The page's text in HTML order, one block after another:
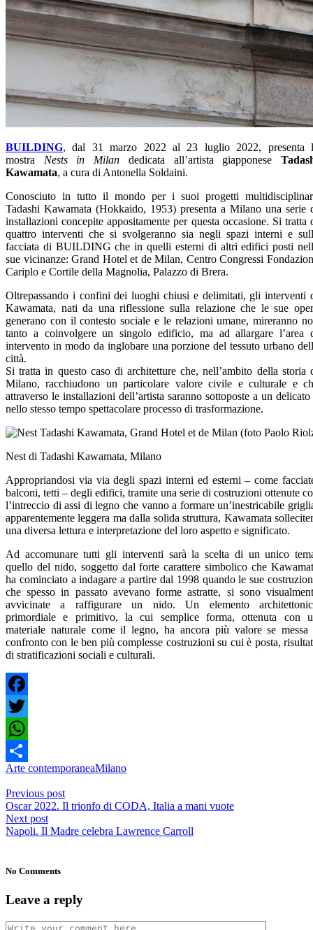
BUILDING, dal 31 marzo 2022 al 23 luglio 2022, presenta
mostra Nests in Milan dedicata all’artista giapponese
Kawamata, a cura di Antonella Soldaini.
Conosciuto in tutto il mondo per i suoi progetti
Tadashi Kawamata (Hokkaido, 1953) presenta a Milano una serie
installazioni concepite appositamente per questa occasione. Si tratta
quattro interventi che si svolgeranno sia negli spazi interni e
facciata di BUILDING che in quelli esterni di altri edifici posti
sue vicinanze: Grand Hotel et de Milan, Centro Congressi
Cariplo e Cortile della Magnolia, Palazzo di Brera.
Oltrepassando i confini dei luoghi chiusi e delimitati, gli interventi
Kawamata, nati da una riflessione sulla relazione che le sue
generano con il contesto sociale e le relazioni umane, mireranno
tanto a coinvolgere un singolo edificio, ma ad allargare l’area
intervento in modo da inglobare una porzione del tessuto urbano
città.
Si tratta in questo caso di architetture che, nell’ambito della storia
Milano, racchiudono un particolare valore civile e culturale e
attraverso le installazioni dell’artista saranno sottoposte a un delicato
nello stesso tempo spettacolare processo di trasformazione.
Nest di Tadashi Kawamata, Milano
Appropriandosi via via degli spazi interni ed esterni – come
balconi, tetti – degli edifici, tramite una serie di costruzioni ottenute
l’intreccio di assi di legno che vanno a formare un’inestricabile
apparentemente leggera ma dalla solida struttura, Kawamata
una diversa lettura e interpretazione del loro aspetto e significato.
Ad accomunare tutti gli interventi sarà la scelta di un unico
quello del nido, soggetto dal forte carattere simbolico che
ha cominciato a indagare a partire dal 1998 quando le sue
che spesso in passato avevano forme astratte, si sono
avvicinate a raffigurare un nido. Un elemento
primordiale e primitivo, la cui semplice forma, ottenuta con
materiale naturale come il legno, ha ancora più valore se messa
confronto con le ben più complesse costruzioni su cui è posta,
di stratificazioni sociali e culturali.
Facebook
Twitter
WhatsApp
Share
Arte contemporaneaMilano
Previous post
Oscar 2022. Il trionfo di CODA, Italia a mani vuote
Next post
Napoli. Il Madre celebra Lawrence Carroll
No Comments
Leave a reply